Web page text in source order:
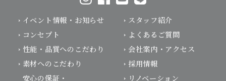
イベント情報・お知らせ
コンセプト
性能・品質へのこだわり
素材へのこだわり
安心の保証・
スタッフ紹介
よくあるご質問
会社案内・アクセス
採用情報
リノベーション